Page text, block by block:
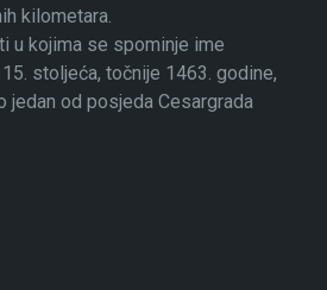
kilometara.
u kojima se spominje ime
stoljeća, točnije 1463. godine,
jedan od posjeda Cesargrada